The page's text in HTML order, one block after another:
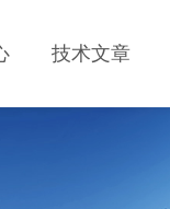
技术文章